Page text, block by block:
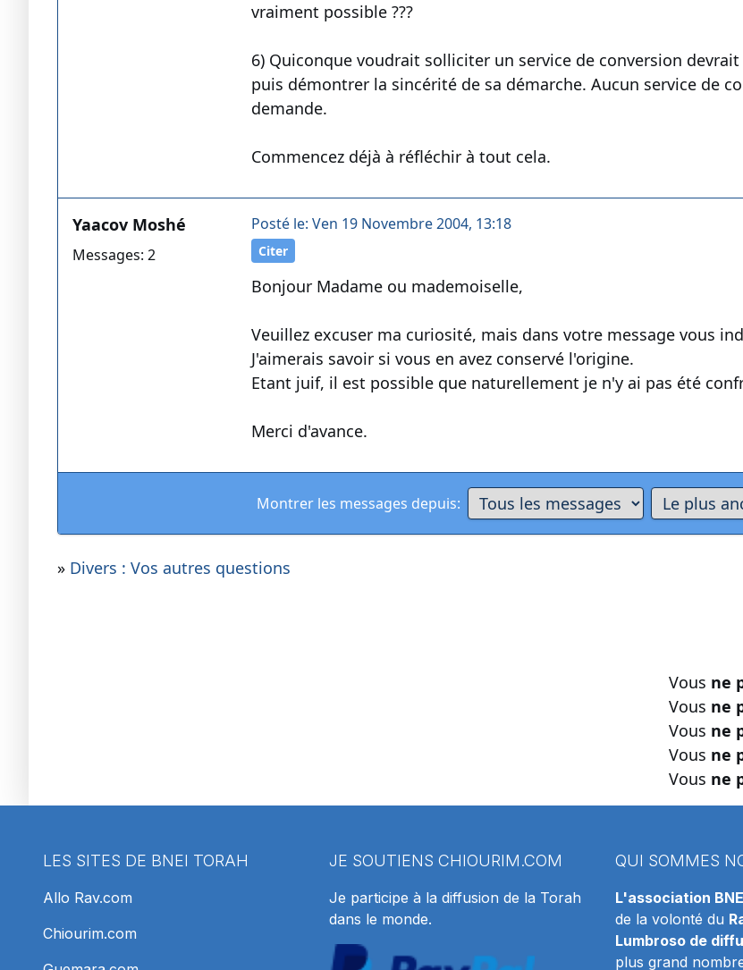
vraiment possible ???
6) Quiconque voudrait solliciter un service de conversion
puis démontrer la sincérité de sa démarche. Aucun service de
demande.
Commencez déjà à réfléchir à tout cela.
Yaacov Moshé
Messages: 2
Posté le: Ven 19 Novembre 2004, 13:18
Citer
Bonjour Madame ou mademoiselle,
Veuillez excuser ma curiosité, mais dans votre message vous
J'aimerais savoir si vous en avez conservé l'origine.
Etant juif, il est possible que naturellement je n'y ai pas été
Merci d'avance.
Montrer les messages depuis:
» Divers : Vos autres questions
Vous ne
Vous ne
Vous ne
Vous ne
Vous ne
LES SITES DE BNEI TORAH
Allo Rav.com
Chiourim.com
JE SOUTIENS CHIOURIM.COM
Je participe à la diffusion de la Torah
dans le monde.
QUI SOMMES
L'association
de la volonté du
Lumbroso de
plus grand